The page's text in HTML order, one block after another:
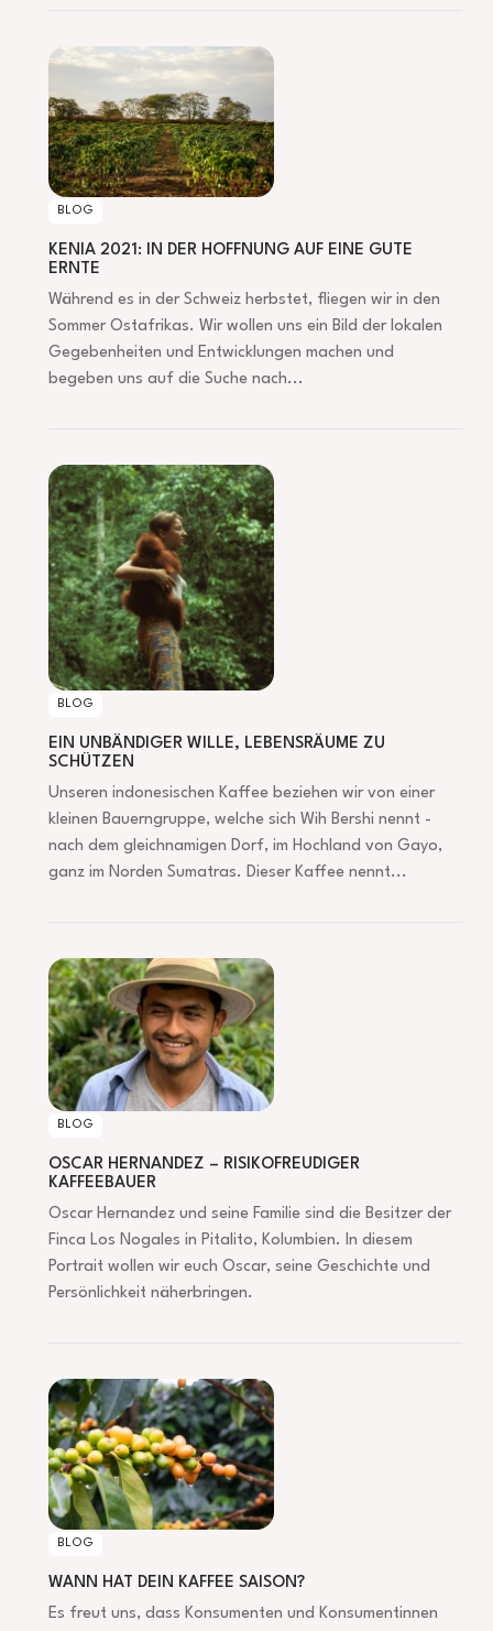
BLOG
KENIA 2021: IN DER HOFFNUNG AUF EINE GUTE
ERNTE
Während es in der Schweiz herbstet, fliegen wir in den
Sommer Ostafrikas. Wir wollen uns ein Bild der lokalen
Gegebenheiten und Entwicklungen machen und
begeben uns auf die Suche nach...
BLOG
EIN UNBÄNDIGER WILLE, LEBENSRÄUME ZU
SCHÜTZEN
Unseren indonesischen Kaffee beziehen wir von einer
kleinen Bauerngruppe, welche sich Wih Bershi nennt -
nach dem gleichnamigen Dorf, im Hochland von Gayo,
ganz im Norden Sumatras. Dieser Kaffee nennt...
BLOG
OSCAR HERNANDEZ – RISIKOFREUDIGER
KAFFEEBAUER
Oscar Hernandez und seine Familie sind die Besitzer der
Finca Los Nogales in Pitalito, Kolumbien. In diesem
Portrait wollen wir euch Oscar, seine Geschichte und
Persönlichkeit näherbringen.
BLOG
WANN HAT DEIN KAFFEE SAISON?
Es freut uns, dass Konsumenten und Konsumentinnen